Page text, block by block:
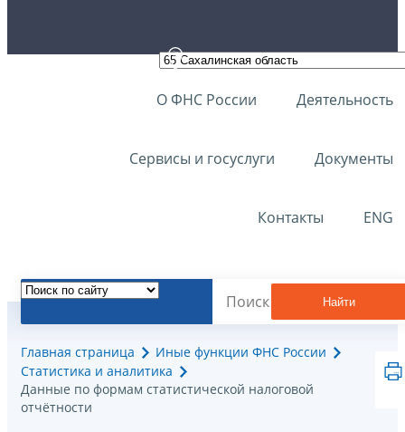
О ФНС России Деятельность
Сервисы и госуслуги Документы
Контакты ENG
Найти
Главная страница
Иные функции ФНС России
Статистика и аналитика
Данные по формам статистической налоговой
отчётности